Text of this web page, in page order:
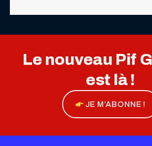
Le nouveau Pif
est là !
JE M’ABONNE !